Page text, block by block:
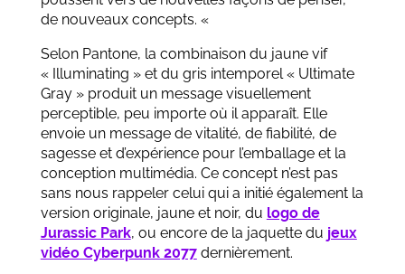
de nouveaux concepts. «
Selon Pantone, la combinaison du jaune vif
« Illuminating » et du gris intemporel « Ultimate
Gray » produit un message visuellement
perceptible, peu importe où il apparaît. Elle
envoie un message de vitalité, de fiabilité, de
sagesse et d’expérience pour l’emballage et la
conception multimédia. Ce concept n’est pas
sans nous rappeler celui qui a initié également la
version originale, jaune et noir, du logo de
Jurassic Park, ou encore de la jaquette du jeux
vidéo Cyberpunk 2077dernièrement.